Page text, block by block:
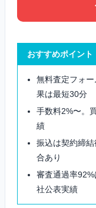
おすすめポイント
無料査定フォ
果は最短30分
手数料2%〜。
績
振込は契約締
合あり
審査通過率
社公表実績